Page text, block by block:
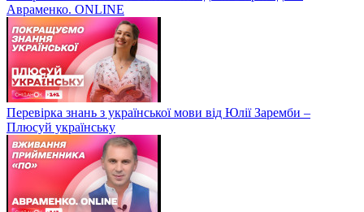
Авраменко. ONLINE
Перевірка знань з української мови від Юлії Заремби –
Плюсуй українську